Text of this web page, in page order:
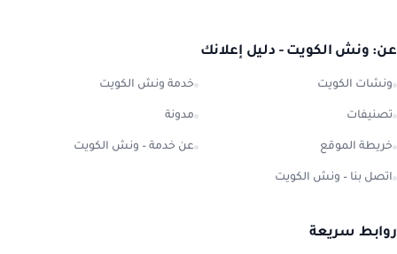
عن: ونش الكويت - دليل إعلانك
ونشات الكويت خدمة ونش الكويت
تصنيفات مدونة
خريطة الموقع عن خدمة – ونش الكويت
اتصل بنا – ونش الكويت
روابط سريعة